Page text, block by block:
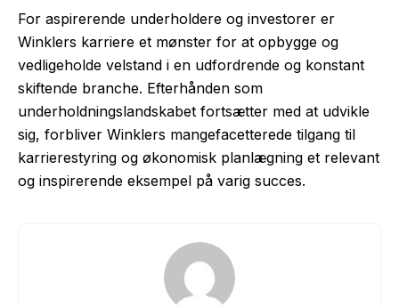
For aspirerende underholdere og investorer er
Winklers karriere et mønster for at opbygge og
vedligeholde velstand i en udfordrende og konstant
skiftende branche. Efterhånden som
underholdningslandskabet fortsætter med at udvikle
sig, forbliver Winklers mangefacetterede tilgang til
karrierestyring og økonomisk planlægning et relevant
og inspirerende eksempel på varig succes.